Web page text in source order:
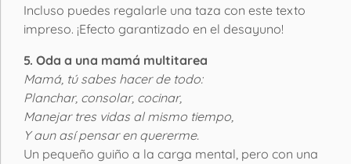
Incluso puedes regalarle una taza con este texto
impreso. ¡Efecto garantizado en el desayuno!
5. Oda a una mamá multitarea
Mamá, tú sabes hacer de todo:
Planchar, consolar, cocinar,
Manejar tres vidas al mismo tiempo,
Y aun así pensar en quererme.
Un pequeño guiño a la carga mental, pero con una